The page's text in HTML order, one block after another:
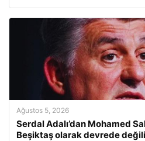
Ağustos 5, 2026
Serdal Adalı’dan Mohamed
Beşiktaş olarak devrede